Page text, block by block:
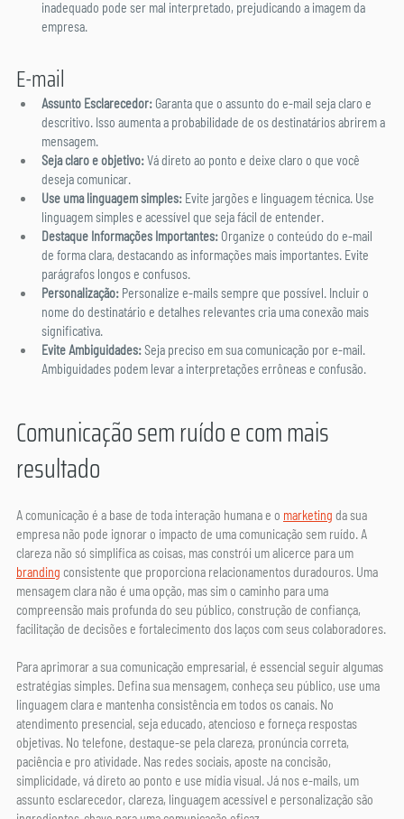
inadequado pode ser mal interpretado, prejudicando a imagem da
empresa.
E-mail
Assunto Esclarecedor: Garanta que o assunto do e-mail seja claro e
descritivo. Isso aumenta a probabilidade de os destinatários abrirem a
mensagem.
Seja claro e objetivo: Vá direto ao ponto e deixe claro o que você
deseja comunicar.
Use uma linguagem simples: Evite jargões e linguagem técnica. Use
linguagem simples e acessível que seja fácil de entender.
Destaque Informações Importantes: Organize o conteúdo do e-mail
de forma clara, destacando as informações mais importantes. Evite
parágrafos longos e confusos.
Personalização: Personalize e-mails sempre que possível. Incluir o
nome do destinatário e detalhes relevantes cria uma conexão mais
significativa.
Evite Ambiguidades: Seja preciso em sua comunicação por e-mail.
Ambiguidades podem levar a interpretações errôneas e confusão.
Comunicação sem ruído e com mais
resultado
A comunicação é a base de toda interação humana e o marketing da sua
empresa não pode ignorar o impacto de uma comunicação sem ruído. A
clareza não só simplifica as coisas, mas constrói um alicerce para um
branding consistente que proporciona relacionamentos duradouros. Uma
mensagem clara não é uma opção, mas sim o caminho para uma
compreensão mais profunda do seu público, construção de confiança,
facilitação de decisões e fortalecimento dos laços com seus colaboradores.
Para aprimorar a sua comunicação empresarial, é essencial seguir algumas
estratégias simples. Defina sua mensagem, conheça seu público, use uma
linguagem clara e mantenha consistência em todos os canais. No
atendimento presencial, seja educado, atencioso e forneça respostas
objetivas. No telefone, destaque-se pela clareza, pronúncia correta,
paciência e pro atividade. Nas redes sociais, aposte na concisão,
simplicidade, vá direto ao ponto e use mídia visual. Já nos e-mails, um
assunto esclarecedor, clareza, linguagem acessível e personalização são